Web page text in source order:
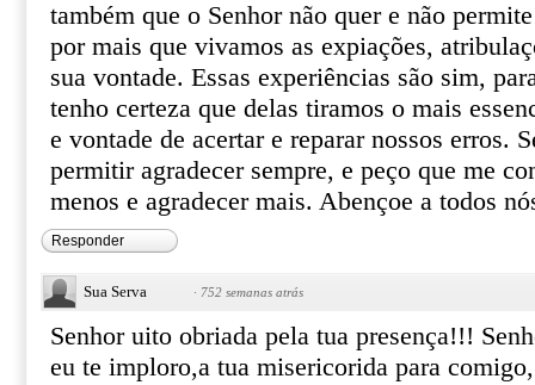
também que o Senhor não quer e não
por mais que vivamos as expiações,
sua vontade. Essas experiências são sim,
tenho certeza que delas tiramos o mais
e vontade de acertar e reparar nossos erros.
permitir agradecer sempre, e peço que me
menos e agradecer mais. Abençoe a todos
Responder
Sua Serva · 752 semanas atrás
Senhor uito obriada pela tua presença!!!
eu te imploro,a tua misericorida para